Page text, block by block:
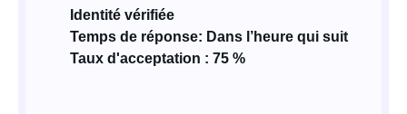
Identité vérifiée
Temps de réponse: Dans l’heure qui suit
Taux d'acceptation : 75 %